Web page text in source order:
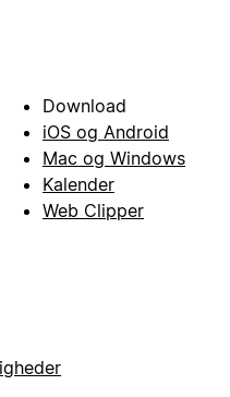
Download
iOS og Android
Mac og Windows
Kalender
Web Clipper